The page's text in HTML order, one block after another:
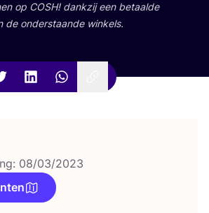
op COSH! dank­zij een betaal­de
de onder­staan­de winkels.
08/03/2023